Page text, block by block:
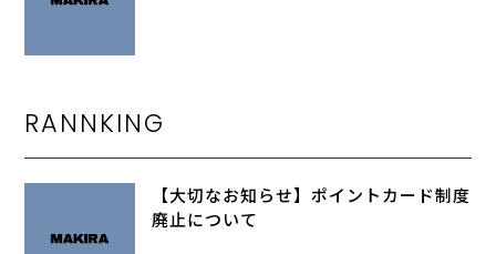
RANNKING
【大切なお知らせ】ポイントカード制度
廃止について